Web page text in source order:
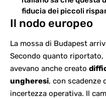
fiducia dei piccoli
Il nodo europeo
La mossa di Budapest
Secondo quanto riportato,
avevano anche creato
ungheresi, con scadenze
incertezza operativa. Il